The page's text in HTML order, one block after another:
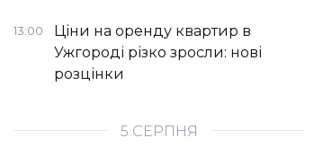
13:00
Ціни на оренду квартир в
Ужгороді різко зросли: нові
розцінки
5 СЕРПНЯ